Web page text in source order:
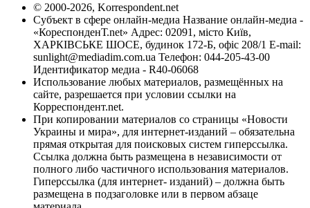
© 2000-2026, Korrespondent.net
Субъект в сфере онлайн-медиа Название онлайн-медиа -
«КореспонденТ.net» Адрес: 02091, місто Київ,
ХАРКІВСЬКЕ ШОСЕ, будинок 172-Б, офіс 208/1 E-mail:
sunlight@mediadim.com.ua Телефон: 044-205-43-00
Идентификатор медиа - R40-06068
Использование любых материалов, размещённых на
сайте, разрешается при условии ссылки на
Корреспондент.net.
При копировании материалов со страницы «Новости
Украины и мира», для интернет-изданий – обязательна
прямая открытая для поисковых систем гиперссылка.
Ссылка должна быть размещена в независимости от
полного либо частичного использования материалов.
Гиперссылка (для интернет- изданий) – должна быть
размещена в подзаголовке или в первом абзаце